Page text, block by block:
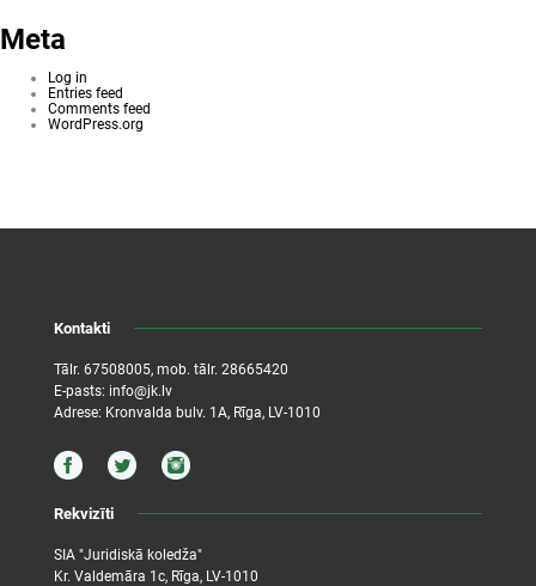
Meta
Log in
Entries feed
Comments feed
WordPress.org
Kontakti
Tālr. 67508005, mob. tālr. 28665420
E-pasts: info@jk.lv
Adrese: Kronvalda bulv. 1A, Rīga, LV-1010
Rekvizīti
SIA "Juridiskā koledža"
Kr. Valdemāra 1c, Rīga, LV-1010